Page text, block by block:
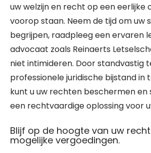
uw welzijn en recht op een eerlijke
voorop staan. Neem de tijd om uw
begrijpen, raadpleeg een ervaren
advocaat zoals Reinaerts
niet intimideren. Door standvastig
professionele juridische bijstand in
kunt u uw rechten beschermen en
een rechtvaardige oplossing voor
Blijf op de hoogte van uw
mogelijke vergoedingen.